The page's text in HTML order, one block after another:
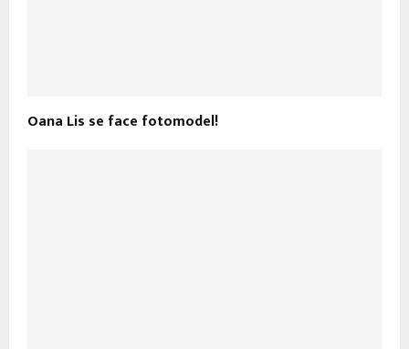
Oana Lis se face fotomodel!